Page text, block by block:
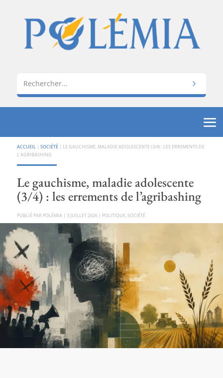
ACCUEIL | SOCIÉTÉ| LE GAUCHISME, MALADIE ADOLESCENTE (3/4) : LES ERREMENTS DE
L’AGRIBASHING
Le gauchisme, maladie adolescente
(3/4) : les errements de l’agribashing
PAR POLÉMIA | 3 JUILLET 2026| POLITIQUE, SOCIÉTÉ